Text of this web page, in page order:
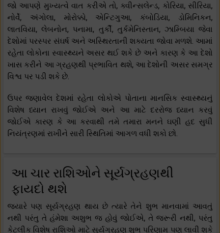
જો આપણે મુખ્યત્વે વાત કરીએ તો, ક્વીન્સલેન્ડ, કોરિયા, સીરિયા,
નોર્વે, અંગોલા, મોરોક્કો, એન્ટિગુઆ, કંબોડિયા, ડોમિનિકન,
લાતવિયા, લેબનોન, પનામા, તુર્કી, તુર્કમેનિસ્તાન, ઝામ્બિયા જેવા
દેશોમાં પરસ્પર સંઘર્ષ અને અસ્થિરતાની શક્યતા જોવા મળશે. આમાં
રહેતા લોકોના સ્વાસ્થ્યને અસર થઈ શકે છે અને કારણ કે આ દેશો
ખાસ કરીને આ ગ્રહણથી પ્રભાવિત થશે, આ દેશોની અસર સમગ્ર
વિશ્વ પર પડી શકે છે.
ઉપર જણાવેલ દેશમાં રહેતા લોકોએ પોતાના માનસિક સ્વાસ્થ્યનું
વિશેષ ધ્યાન રાખવું જોઈએ અને આ માટે દરરોજ ધ્યાન કરવું
જોઈએ કારણ કે આ કરવાથી તમે તમારા મનને ઘણી હદ સુધી
નિયંત્રણમાં રાખીને સારી સ્થિતિમાં આગળ વધી શકો છો.
આ ચાર રાશિઓને સૂર્યગ્રહણથી
ફાયદો થશે
જ્યારે પણ સૂર્યગ્રહણ થાય છે ત્યારે તેને શુભ માનવામાં આવતું
નથી પરંતુ તે હંમેશા અશુભ જ હોવું જોઈએ, તે જરૂરી નથી, પરંતુ
કેટલીક વિશેષ રાશિઓ માટે સૂર્યગ્રહણ શુભ પરિણામ પણ લાવી શકે